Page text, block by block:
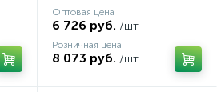
Оптовая цена
6 726 руб. /шт
Розничная цена
8 073 руб. /шт